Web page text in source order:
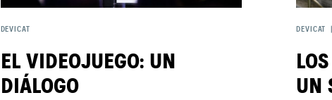
DEVICAT
EL VIDEOJUEGO: UN
DIÁLOGO
DEVICAT
UN